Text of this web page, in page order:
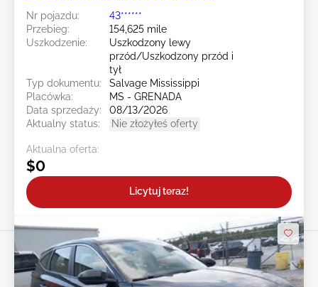
Nr pojazdu:
43******
Przebieg:
154,625 mile
Uszkodzenie:
Uszkodzony lewy
przód/Uszkodzony przód i
tył
Typ dokumentu:
Salvage Mississippi
Placówka:
MS - GRENADA
Data sprzedaży:
08/13/2026
Aktualny status:
Nie złożyłeś oferty
Aktualna oferta:
$0
Licytuj teraz!